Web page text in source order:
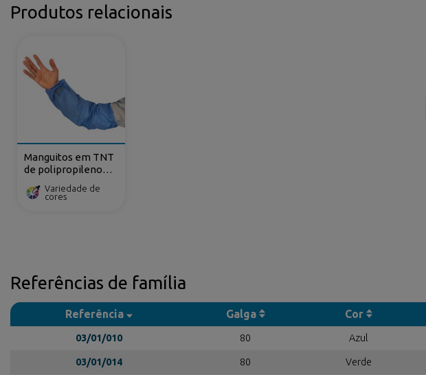
Produtos relacionais
Manguitos em TNT
de polipropileno
plastificado
Variedade de
cores
Referências de família
Referência Galga Cor
03/01/010 80 Azul
03/01/014 80 Verde